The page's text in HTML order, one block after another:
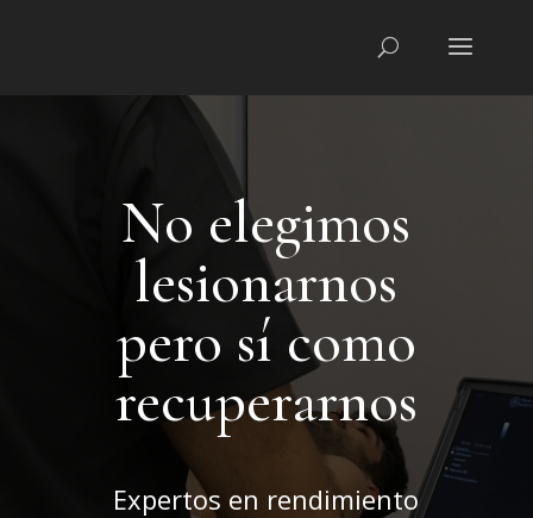
No elegimos
lesionarnos
pero sí como
recuperarnos
Expertos en rendimiento